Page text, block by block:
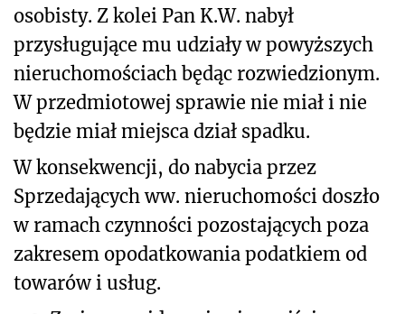
osobisty. Z kolei Pan K.W. nabył
przysługujące mu udziały w powyższych
nieruchomościach będąc rozwiedzionym.
W przedmiotowej sprawie nie miał i nie
będzie miał miejsca dział spadku.
W konsekwencji, do nabycia przez
Sprzedających ww. nieruchomości doszło
w ramach czynności pozostających poza
zakresem opodatkowania podatkiem od
towarów i usług.